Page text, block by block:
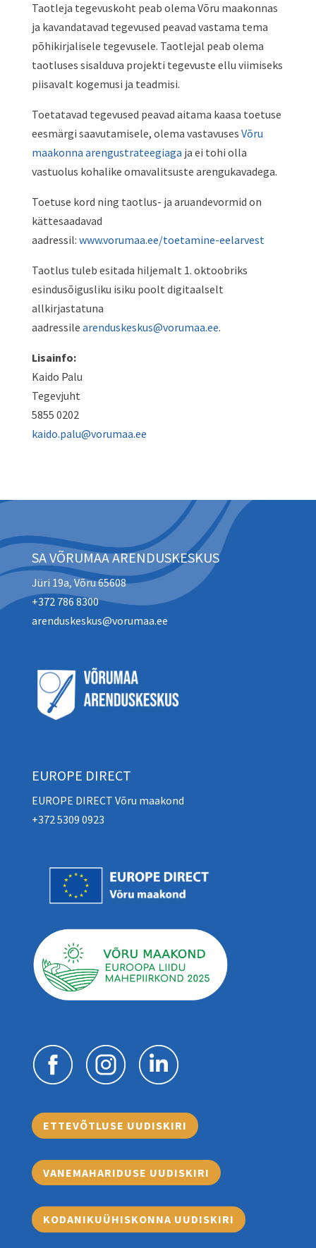
Taotleja tegevuskoht peab olema Võru maakonnas
ja kavandatavad tegevused peavad vastama tema
põhikirjalisele tegevusele. Taotlejal peab olema
taotluses sisalduva projekti tegevuste ellu viimiseks
piisavalt kogemusi ja teadmisi.
Toetatavad tegevused peavad aitama kaasa toetuse
eesmärgi saavutamisele, olema vastavuses Võru
maakonna arengustrateegiaga ja ei tohi olla
vastuolus kohalike omavalitsuste arengukavadega.
Toetuse kord ning taotlus- ja aruandevormid on
kättesaadavad
aadressil: www.vorumaa.ee/toetamine-eelarvest
Taotlus tuleb esitada hiljemalt 1. oktoobriks
esindusõigusliku isiku poolt digitaalselt
allkirjastatuna
aadressile arenduskeskus@vorumaa.ee.
Lisainfo:
Kaido Palu
Tegevjuht
5855 0202
kaido.palu@vorumaa.ee
SA VÕRUMAA ARENDUSKESKUS
Jüri 19a, Võru 65608
+372 786 8300
arenduskeskus@vorumaa.ee
EUROPE DIRECT
EUROPE DIRECT Võru maakond
+372 5309 0923
ETTEVÕTLUSE UUDISKIRI
VANEMAHARIDUSE UUDISKIRI
KODANIKUÜHISKONNA UUDISKIRI